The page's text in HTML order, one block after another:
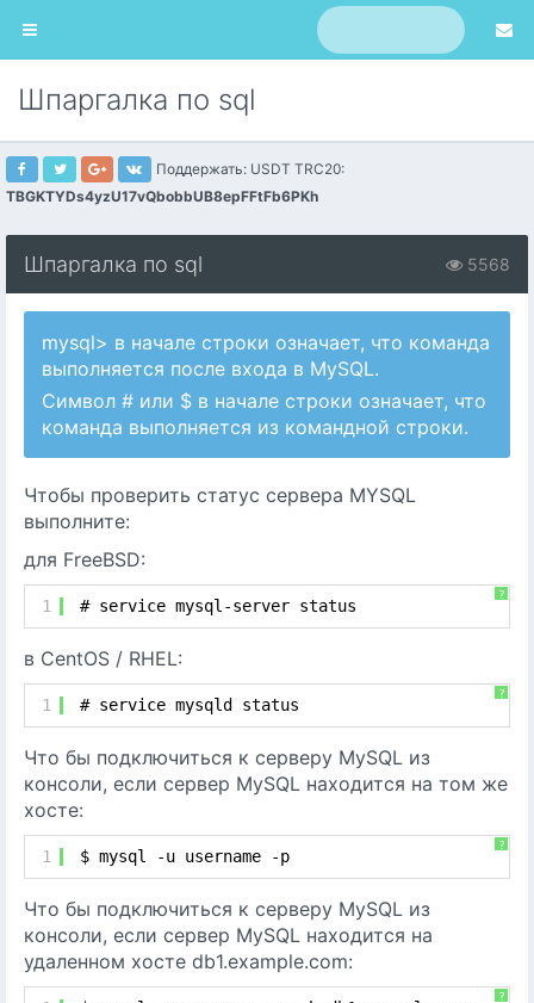
Шпаргалка по sql
Поддержать: USDT TRC20:
TBGKTYDs4yzU17vQbobbUB8epFFtFb6PKh
5568
Шпаргалка по sql
mysql> в начале строки означает, что команда
выполняется после входа в MySQL.
Символ # или $ в начале строки означает, что
команда выполняется из командной строки.
Чтобы проверить статус сервера MYSQL
выполните:
для FreeBSD:
?
1 # service mysql-server status
в CentOS / RHEL:
?
1 # service mysqld status
Что бы подключиться к серверу MySQL из
консоли, если сервер MySQL находится на том же
хосте:
?
1 $ mysql -u username -p
Что бы подключиться к серверу MySQL из
консоли, если сервер MySQL находится на
удаленном хосте db1.example.com:
?